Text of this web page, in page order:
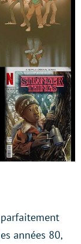
années 80,